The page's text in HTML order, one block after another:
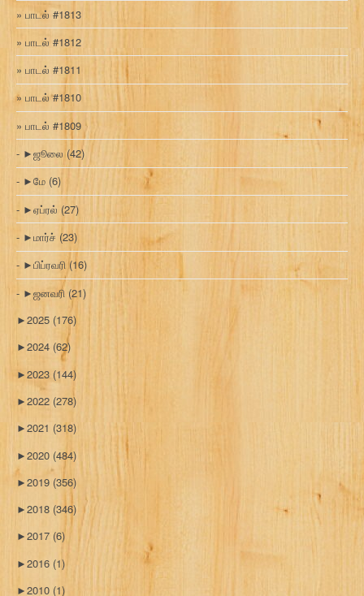
பாடல் #1813
பாடல் #1812
பாடல் #1811
பாடல் #1810
பாடல் #1809
►ஜூலை (42)
►மே (6)
►ஏப்ரல் (27)
►மார்ச் (23)
►பிப்ரவரி (16)
►ஜனவரி (21)
►2025 (176)
►2024 (62)
►2023 (144)
►2022 (278)
►2021 (318)
►2020 (484)
►2019 (356)
►2018 (346)
►2017 (6)
►2016 (1)
►2010 (1)